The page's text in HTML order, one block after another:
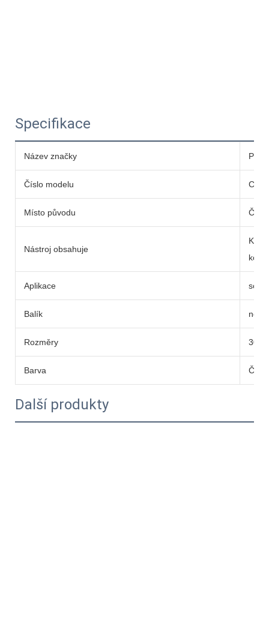
Specifikace
Název značky
Číslo modelu
Místo původu Čína
Nástroj obsahuje
Aplikace
Balík
Rozměry
Barva
Další produkty